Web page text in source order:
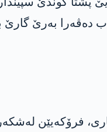
بەرێ گارێ
4:06 ئێڤاری، فرۆکەیێن